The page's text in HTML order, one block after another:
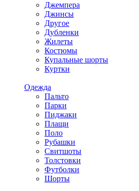
Джемпера
Джинсы
Другое
Дубленки
Жилеты
Костюмы
Купальные шорты
Куртки
Одежда
Пальто
Парки
Пиджаки
Плащи
Поло
Рубашки
Свитшоты
Толстовки
Футболки
Шорты